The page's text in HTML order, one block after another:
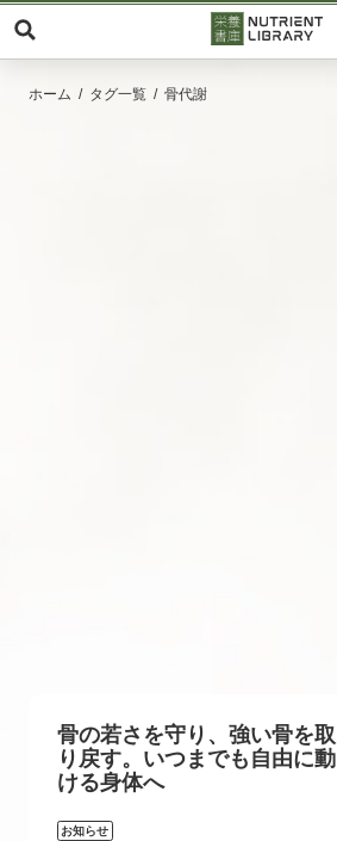
ホーム タグ一覧 骨代謝
骨の若さを守り、強い骨を取
り戻す。いつまでも自由に動
ける身体へ
お知らせ